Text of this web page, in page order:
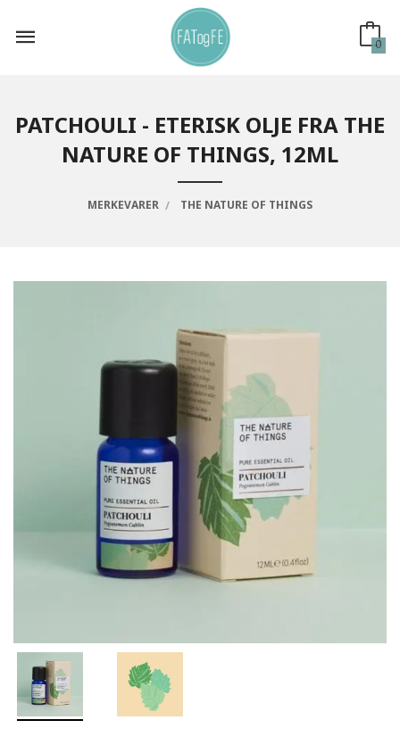
innholdet
0
PATCHOULI - ETERISK OLJE FRA THE
NATURE OF THINGS, 12ML
MERKEVARER THE NATURE OF THINGS